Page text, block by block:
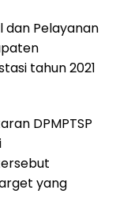
dan Pelayanan
tahun 2021
DPMPTSP
yang